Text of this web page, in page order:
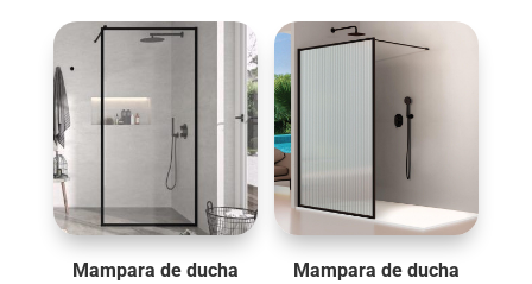
Mampara de ducha
Mampara de ducha